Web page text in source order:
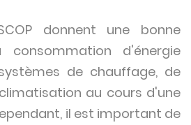
donnent une bonne
d'énergie
de chauffage, de
au cours d'une
il est important de